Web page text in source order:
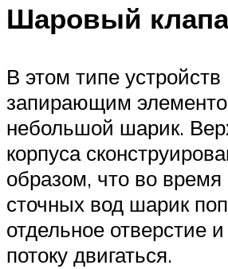
Шаровый
В этом типе устройств
запирающим
небольшой шарик.
корпуса
образом, что во время
сточных вод шарик
отдельное отверстие
потоку двигаться.